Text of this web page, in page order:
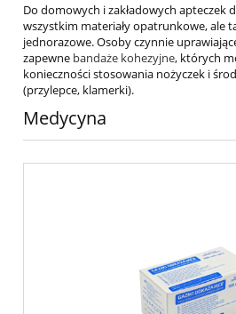
Do domowych i zakładowych apteczek
wszystkim materiały opatrunkowe, ale
jednorazowe. Osoby czynnie
zapewne bandaże kohezyjne, których
konieczności stosowania nożyczek i
(przylepce, klamerki).
Medycyna